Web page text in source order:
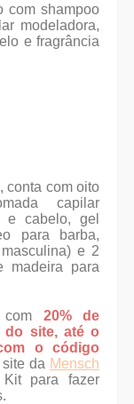
com shampoo
modeladora,
e fragrância
conta com oito
capilar
e cabelo, gel
para barba,
e 2
madeira para
com 20% de
do site, até o
o código
da Mensch
para fazer